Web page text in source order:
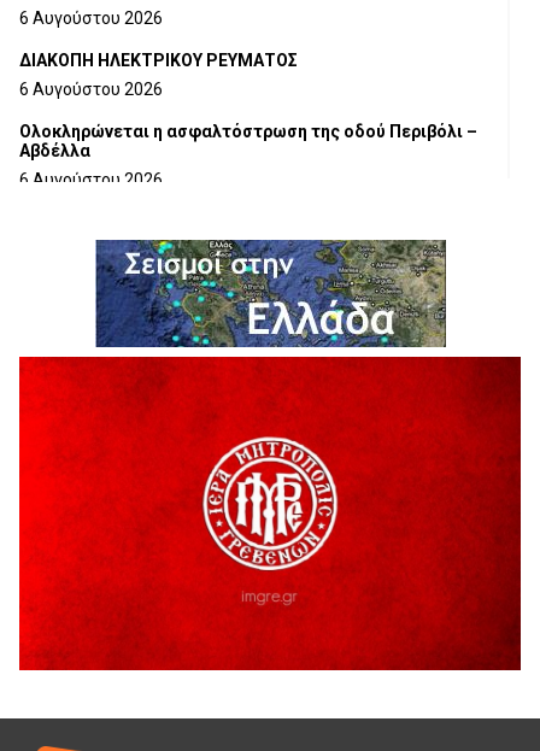
6 Αυγούστου 2026
ΔΙΑΚΟΠΗ ΗΛΕΚΤΡΙΚΟΥ ΡΕΥΜΑΤΟΣ
6 Αυγούστου 2026
Ολοκληρώνεται η ασφαλτόστρωση της οδού Περιβόλι –
Αβδέλλα
6 Αυγούστου 2026
5 Αυγούστου 2026
Ο ΑΝΔΡΕΑΣ ΑΣΛΑΝΙΔΗΣ ΣΥΝΕΧΙΖΕΙ ΣΤΟΝ ΠΡΩΤΕΑ
ΓΡΕΒΕΝΩΝ
5 Αυγούστου 2026
Ευχαριστήριο Εκπολιτιστικού Συλλόγου Ταξιάρχη προς κ.
Παρασχάκη Αθανάσιο
Διακοπή υδροδότησης του Α΄ κλάδου ύδρευσης
5 Αυγούστου 2026
Η Marseaux στα Γρεβενά για μια μοναδική συναυλία
Θερινό Σινεμά στο πλαίσιο του «Πολιτιστικού
Καλοκαιριού 2026» με την βραβευμένη ταινία «Μικρές
Ανάσες».
εξοπλισμού γυμναστηρίου